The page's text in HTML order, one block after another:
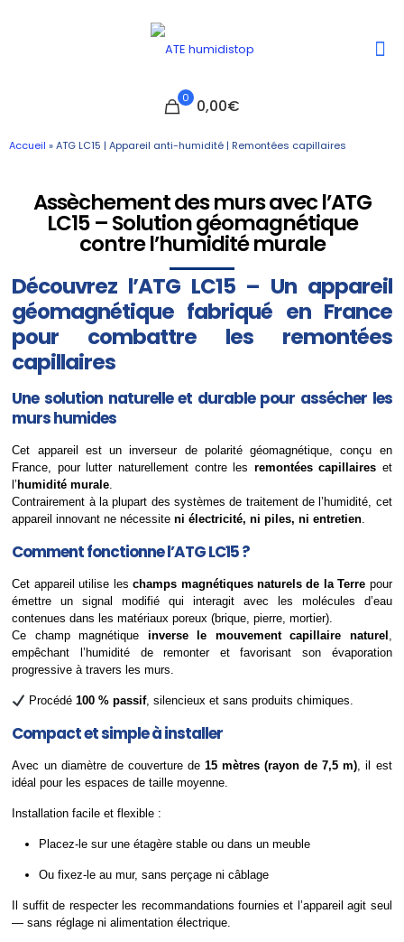
0 0,00€
Accueil »ATG LC15 | Appareil anti-humidité | Remontées capillaires
Assèchement des murs avec l’ATG
LC15 – Solution géomagnétique
contre l’humidité murale
Découvrez l’ATG LC15 – Un appareil
géomagnétique fabriqué en France
pour combattre les remontées
capillaires
Une solution naturelle et durable pour assécher les
murs humides
Cet appareil est un inverseur de polarité géomagnétique, conçu en
France, pour lutter naturellement contre les remontées capillaires et
l’ humidité murale.
Contrairement à la plupart des systèmes de traitement de l’humidité, cet
appareil innovant ne nécessiteni électricité, ni piles, ni entretien.
Comment fonctionne l’ATG LC15 ?
Cet appareil utilise leschamps magnétiques naturels de la Terre pour
émettre un signal modifié qui interagit avec les molécules d’eau
contenues dans les matériaux poreux (brique, pierre, mortier).
Ce champ magnétique inverse le mouvement capillaire naturel ,
empêchant l’humidité de remonter et favorisant son évaporation
progressive à travers les murs.
Procédé100 % passif, silencieux et sans produits chimiques.
Compact et simple à installer
Avec un diamètre de couverture de 15 mètres (rayon de 7,5 m), il est
idéal pour les espaces de taille moyenne.
Installation facile et flexible :
Placez-le sur une étagère stable ou dans un meuble
Ou fixez-le au mur, sans perçage ni câblage
Il suffit de respecter les recommandations fournies et l’appareil agit seul
— sans réglage ni alimentation électrique.